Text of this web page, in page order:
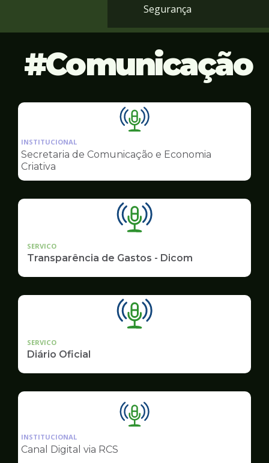
Segurança
Comunicação
Ilustração
pagina
Comunicação
INSTITUCIONAL
Secretaria de Comunicação e Economia
Criativa
SERVICO
Transparência de Gastos - Dicom
SERVICO
Diário Oficial
Ilustração
INSTITUCIONAL
Canal Digital via RCS